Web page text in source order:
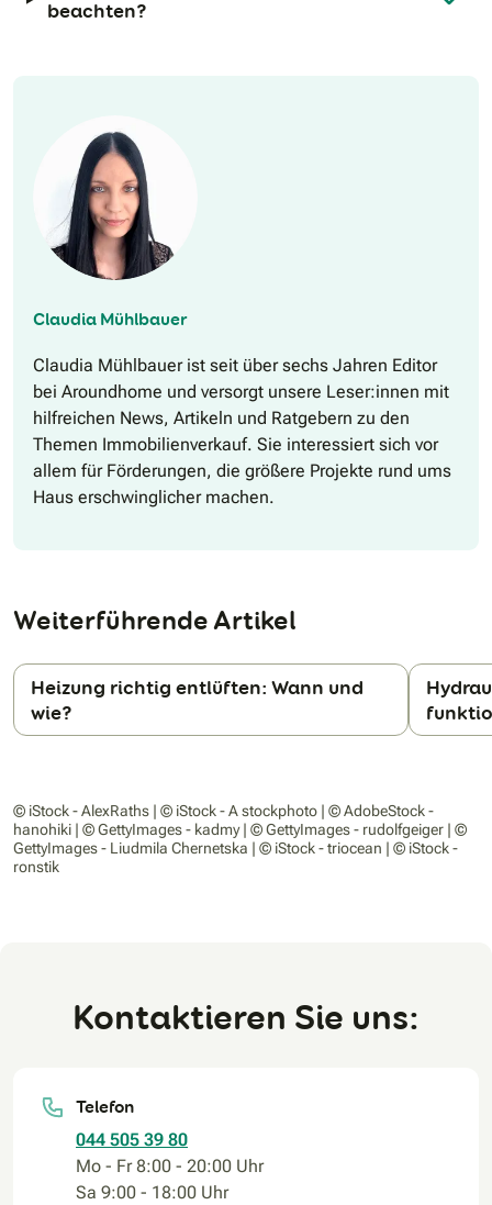
beachten?
Claudia Mühlbauer
Claudia Mühlbauer ist seit über sechs Jahren Editor
bei Aroundhome und versorgt unsere Leser:innen mit
hilfreichen News, Artikeln und Ratgebern zu den
Themen Immobilienverkauf. Sie interessiert sich vor
allem für Förderungen, die größere Projekte rund ums
Haus erschwinglicher machen.
Weiterführende Artikel
Heizung richtig entlüften: Wann und
wie?
© iStock - AlexRaths | © iStock - A stockphoto | © AdobeStock -
hanohiki | © GettyImages - kadmy | © GettyImages - rudolfgeiger | ©
GettyImages - Liudmila Chernetska | © iStock - triocean | © iStock -
ronstik
Kontaktieren Sie uns:
Telefon
044 505 39 80
Mo - Fr 8:00 - 20:00 Uhr
Sa 9:00 - 18:00 Uhr